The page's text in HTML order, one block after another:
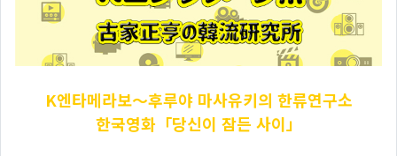
K엔타메라보～후루야 마사유키의 한류연구소
한국영화「당신이 잠든 사이」